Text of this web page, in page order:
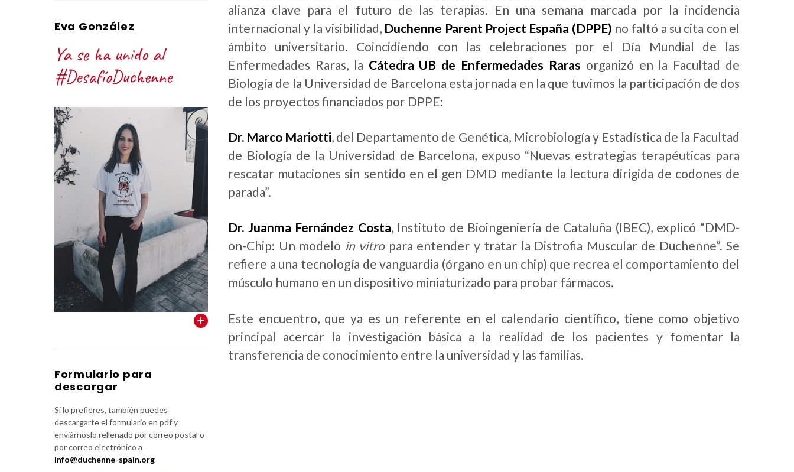
alianza clave para el futuro de las terapias. En una semana marcada por la incidencia
internacional y la visibilidad, Duchenne Parent Project España (DPPE) no faltó a su cita con el
ámbito universitario. Coincidiendo con las celebraciones por el Día Mundial de las
Enfermedades Raras, la Cátedra UB de Enfermedades Raras organizó en la Facultad de
Biología de la Universidad de Barcelona esta jornada en la que tuvimos la participación de dos
de los proyectos financiados por DPPE:
Dr. Marco Mariotti, del Departamento de Genética, Microbiología y Estadística de la Facultad
de Biología de la Universidad de Barcelona, expuso “Nuevas estrategias terapéuticas para
rescatar mutaciones sin sentido en el gen DMD mediante la lectura dirigida de codones de
parada”.
Dr. Juanma Fernández Costa, Instituto de Bioingeniería de Cataluña (IBEC), explicó “DMD-
on-Chip: Un modelo in vitropara entender y tratar la Distrofia Muscular de Duchenne”. Se
refiere a una tecnología de vanguardia (órgano en un chip) que recrea el comportamiento del
músculo humano en un dispositivo miniaturizado para probar fármacos.
Este encuentro, que ya es un referente en el calendario científico, tiene como objetivo
principal acercar la investigación básica a la realidad de los pacientes y fomentar la
transferencia de conocimiento entre la universidad y las familias.
Eva González
Ya se ha unido al
#DesafíoDuchenne
Formulario para
descargar
Si lo prefieres, también puedes
descargarte el formulario en pdf y
enviárnoslo rellenado por correo postal o
por correo electrónico a
info@duchenne-spain.org